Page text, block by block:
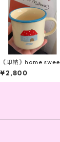
《即納》home sweet
home cup
¥2,800